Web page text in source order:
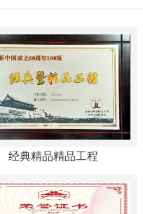
经典精品精品工程